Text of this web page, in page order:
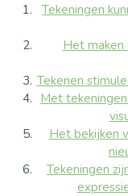
Tekeningen
Het maken
Tekenen
Met
Het bekijken
Tekeningen